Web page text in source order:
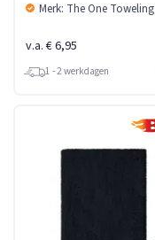
Merk: The One Toweling
v.a. € 6,95
1 - 2 werkdagen